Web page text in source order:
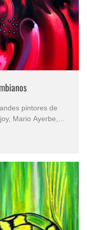
pintores de
Mario Ayerbe,